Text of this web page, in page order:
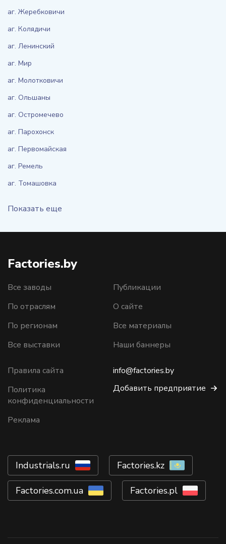
аг. Жеребковичи
аг. Колядичи
аг. Ленинский
аг. Мир
аг. Молотковичи
аг. Ольшаны
аг. Остромечево
аг. Парохонск
аг. Первомайская
аг. Ремель
аг. Томашовка
Показать еще
Factories.by
Все заводы
По отраслям
По регионам
Все выставки
Публикации
О сайте
Все материалы
Наши баннеры
Правила сайта
Политика
конфиденциальности
Реклама
info@factories.by
Добавить предприятие
Industrials.ru Factories.kz
Factories.com.ua Factories.pl